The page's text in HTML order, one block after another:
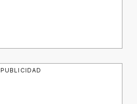
PUBLICIDAD